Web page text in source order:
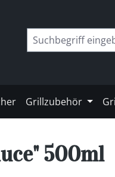
Grillzubehör
500ml